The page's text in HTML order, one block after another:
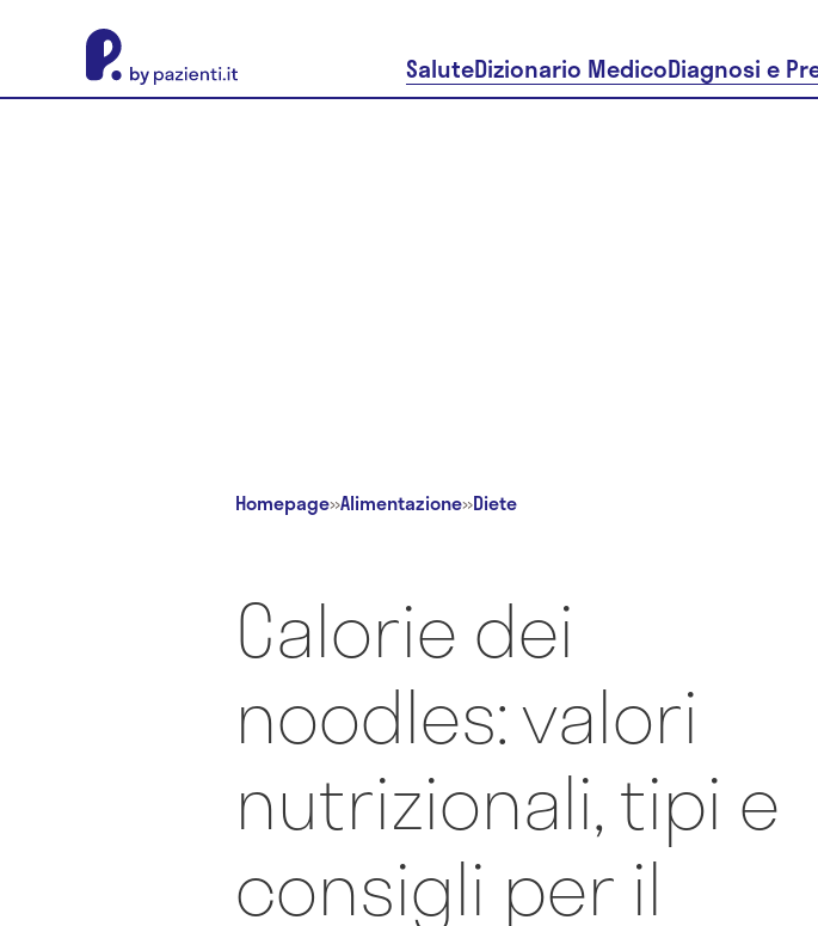
SaluteDizionario MedicoDiagnosi e
Homepage»Alimentazione»Diete
Calorie dei
noodles: valori
nutrizionali, tipi e
consigli per il